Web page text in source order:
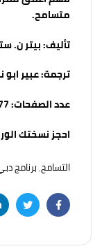
متسامح.
تأليف:بيتر ن.
ترجمة:عبير
عدد الصفحات:
احجز نسختك
التسامح,برنامج
Facebook
Twitter